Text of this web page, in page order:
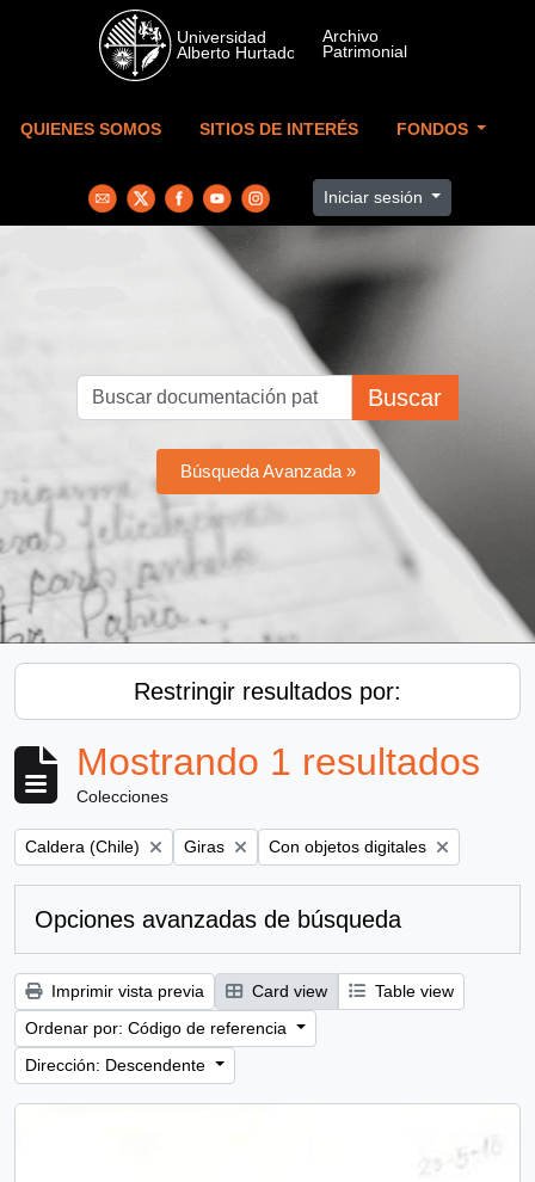
Skip to main content
QUIENES SOMOS SITIOS DE INTERÉS FONDOS
Iniciar sesión
Buscar
Búsqueda Avanzada »
Restringir resultados por:
Mostrando 1 resultados
Colecciones
Remove filter:
Caldera (Chile) Remove filter:
Giras Remove filter:
Con objetos digitales
Opciones avanzadas de búsqueda
Imprimir vista previa Card view
Table view
Ordenar por: Código de referencia
Dirección: Descendente